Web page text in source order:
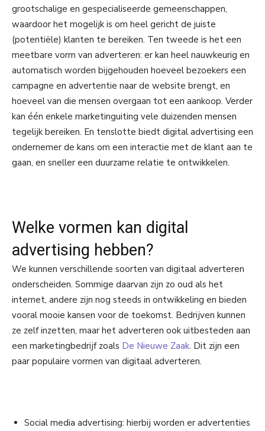
grootschalige en gespecialiseerde gemeenschappen,
waardoor het mogelijk is om heel gericht de juiste
(potentiële) klanten te bereiken. Ten tweede is het een
meetbare vorm van adverteren: er kan heel nauwkeurig en
automatisch worden bijgehouden hoeveel bezoekers een
campagne en advertentie naar de website brengt, en
hoeveel van die mensen overgaan tot een aankoop. Verder
kan één enkele marketinguiting vele duizenden mensen
tegelijk bereiken. En tenslotte biedt digital advertising een
ondernemer de kans om een interactie met de klant aan te
gaan, en sneller een duurzame relatie te ontwikkelen.
Welke vormen kan digital
advertising hebben?
We kunnen verschillende soorten van digitaal adverteren
onderscheiden. Sommige daarvan zijn zo oud als het
internet, andere zijn nog steeds in ontwikkeling en bieden
vooral mooie kansen voor de toekomst. Bedrijven kunnen
ze zelf inzetten, maar het adverteren ook uitbesteden aan
een marketingbedrijf zoals De Nieuwe Zaak. Dit zijn een
paar populaire vormen van digitaal adverteren.
Social media advertising: hierbij worden er advertenties